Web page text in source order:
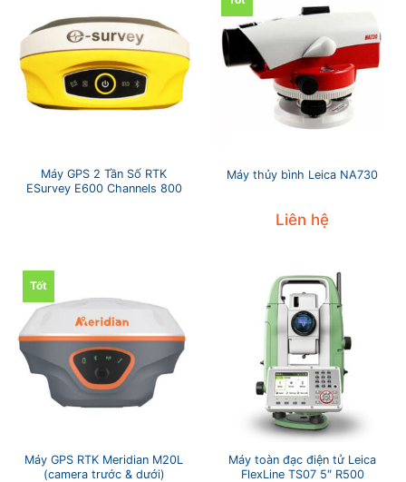
Máy GPS 2 Tần Số RTK
ESurvey E600 Channels 800
Máy thủy bình Leica NA730
Liên hệ
Tốt
Máy GPS RTK Meridian M20L
(camera trước & dưới)
Máy toàn đạc điện tử Leica
FlexLine TS07 5″ R500